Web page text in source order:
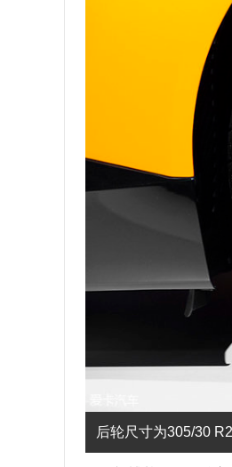
后轮尺寸为305/30